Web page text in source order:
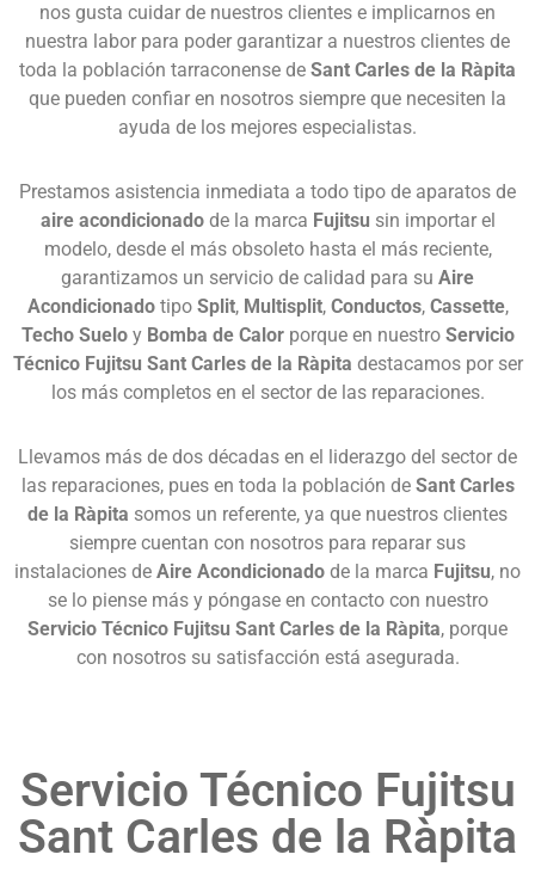
nos gusta cuidar de nuestros clientes e implicarnos en
nuestra labor para poder garantizar a nuestros clientes de
toda la población tarraconense de Sant Carles de la Ràpita
que pueden confiar en nosotros siempre que necesiten la
ayuda de los mejores especialistas.
Prestamos asistencia inmediata a todo tipo de aparatos de
aire acondicionadode la marca Fujitsu sin importar el
modelo, desde el más obsoleto hasta el más reciente,
garantizamos un servicio de calidad para su Aire
Acondicionadotipo Split, Multisplit, Conductos, Cassette,
Techo Sueloy Bomba de Calorporque en nuestro Servicio
Técnico Fujitsu Sant Carles de la Ràpita destacamos por ser
los más completos en el sector de las reparaciones.
Llevamos más de dos décadas en el liderazgo del sector de
las reparaciones, pues en toda la población de Sant Carles
de la Ràpita somos un referente, ya que nuestros clientes
siempre cuentan con nosotros para reparar sus
instalaciones de Aire Acondicionado de la marca Fujitsu, no
se lo piense más y póngase en contacto con nuestro
Servicio Técnico Fujitsu Sant Carles de la Ràpita, porque
con nosotros su satisfacción está asegurada.
Servicio Técnico Fujitsu
Sant Carles de la Ràpita